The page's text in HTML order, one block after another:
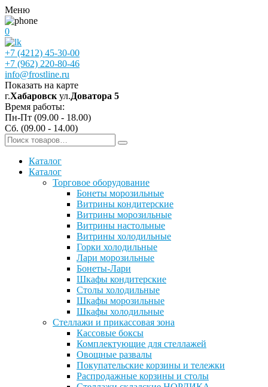
Меню
0
+7 (4212) 45-30-00
+7 (962) 220-80-46
info@frostline.ru
Показать на карте
г.Хабаровск ул.Доватора 5
Время работы:
Пн-Пт (09.00 - 18.00)
Сб. (09.00 - 14.00)
Каталог
Каталог
Торговое оборудование
Бонеты морозильные
Витрины кондитерские
Витрины морозильные
Витрины настольные
Витрины холодильные
Горки холодильные
Лари морозильные
Бонеты-Лари
Шкафы кондитерские
Столы холодильные
Шкафы морозильные
Шкафы холодильные
Стеллажи и прикассовая зона
Кассовые боксы
Комплектующие для стеллажей
Овощные развалы
Покупательские корзины и тележки
Распродажные корзины и столы